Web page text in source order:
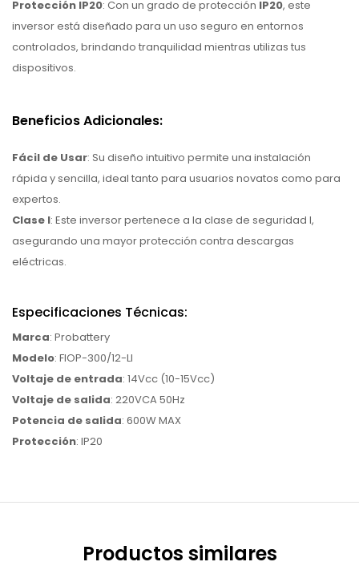
Protección IP20: Con un grado de protección IP20, este
inversor está diseñado para un uso seguro en entornos
controlados, brindando tranquilidad mientras utilizas tus
dispositivos.
Beneficios Adicionales:
Fácil de Usar: Su diseño intuitivo permite una instalación
rápida y sencilla, ideal tanto para usuarios novatos como para
expertos.
Clase I: Este inversor pertenece a la clase de seguridad I,
asegurando una mayor protección contra descargas
eléctricas.
Especificaciones Técnicas:
Marca: Probattery
Modelo: FIOP-300/12-LI
Voltaje de entrada: 14Vcc (10-15Vcc)
Voltaje de salida: 220VCA 50Hz
Potencia de salida: 600W MAX
Protección: IP20
Productos similares